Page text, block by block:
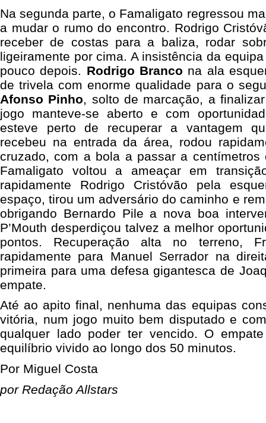
Na segunda parte, o Famaligato regressou
a mudar o rumo do encontro. Rodrigo
receber de costas para a baliza, rodar
ligeiramente por cima. A insistência da
pouco depois. Rodrigo Branco na ala
de trivela com enorme qualidade para o
Afonso Pinho, solto de marcação, a
jogo manteve-se aberto e com
esteve perto de recuperar a vantagem
recebeu na entrada da área, rodou
cruzado, com a bola a passar a
Famaligato voltou a ameaçar em
rapidamente Rodrigo Cristóvão pela
espaço, tirou um adversário do caminho e
obrigando Bernardo Pile a nova boa
P’Mouth desperdiçou talvez a melhor
pontos. Recuperação alta no terreno,
rapidamente para Manuel Serrador na
primeira para uma defesa gigantesca de
empate.
Até ao apito final, nenhuma das equipas
vitória, num jogo muito bem disputado e
qualquer lado poder ter vencido. O
equilíbrio vivido ao longo dos 50 minutos.
Por Miguel Costa
por Redação Allstars